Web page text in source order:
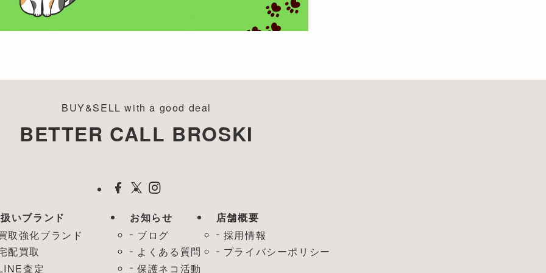
BUY&SELL with a good deal
BETTER CALL BROSKI
いブランド
取強化ブランド
配買取
査定
お知らせ
ブログ
よくある質問
保護ネコ活動
店舗概要
採用情報
プライバシーポリシー